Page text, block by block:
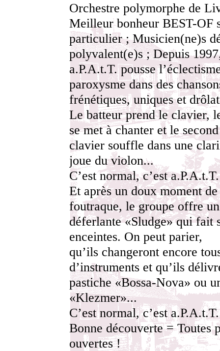
Orchestre polymorphe de
Meilleur bonheur BEST-OF
particulier ; Musicien(ne)s
polyvalent(e)s ; Depuis
a.P.A.t.T. pousse
paroxysme dans des
frénétiques, uniques et
Le batteur prend le clavier,
se met à chanter et le second
clavier souffle dans une
joue du violon...
C’est normal, c’est a.P.A.t.T.
Et après un doux moment
foutraque, le groupe offre
déferlante «Sludge» qui fait
enceintes. On peut parier,
qu’ils changeront encore
d’instruments et qu’ils
pastiche «Bossa-Nova» ou
«Klezmer»...
C’est normal, c’est a.P.A.t.T.
Bonne découverte = Toutes
ouvertes !